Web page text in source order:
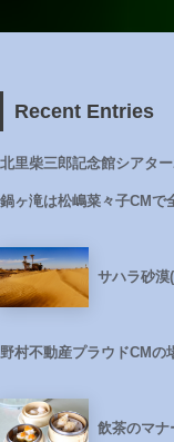
Recent Entries
北里柴三郎記念館シアタ
鍋ヶ滝は松嶋菜々子CMで
サハラ砂漠
野村不動産プラウドCMの
飲茶のマナ